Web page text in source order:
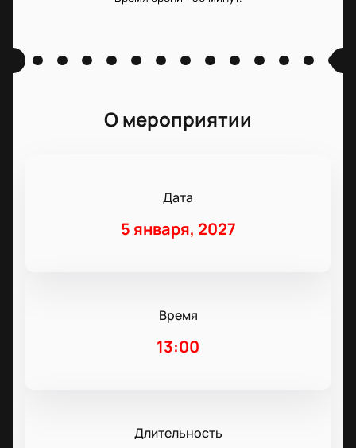
О мероприятии
Дата
5 января, 2027
Время
13:00
Длительность